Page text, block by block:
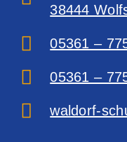
38444
05361 –
05361 –
waldorf-